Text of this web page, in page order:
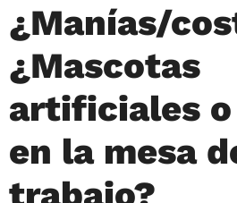
¿Manías/
¿Mascotas
artificiales o
en la mesa
trabajo?